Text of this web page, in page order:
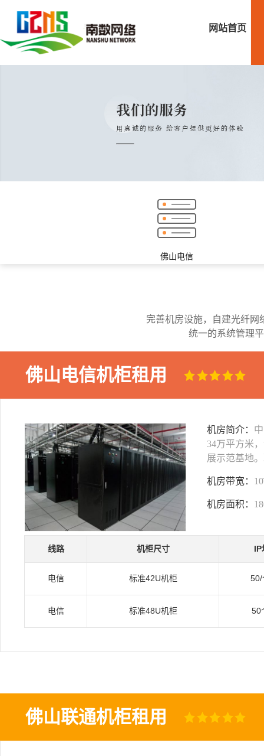
网站首页
佛山电信
完善机房设施，自建光纤网
统一的系统管理
佛山电信机柜租用
机房简介：
34万平方米
展示范基地
机房带宽：
机房面积：
线路 机柜尺寸 IP
电信 标准42U机柜 50/
电信 标准48U机柜 50
佛山联通机柜租用